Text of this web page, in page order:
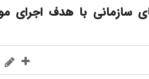
سازمانی با هدف اجرای